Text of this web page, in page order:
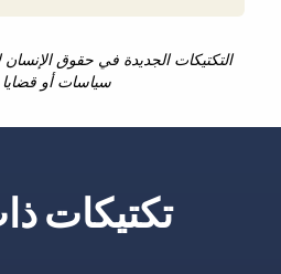
التكتيكات الجديدة في حقوق الإنسان
سياسات أو
تكتيكات